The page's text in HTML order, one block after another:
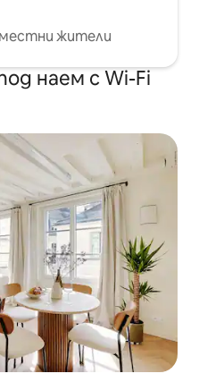
жители
наем с Wi-Fi